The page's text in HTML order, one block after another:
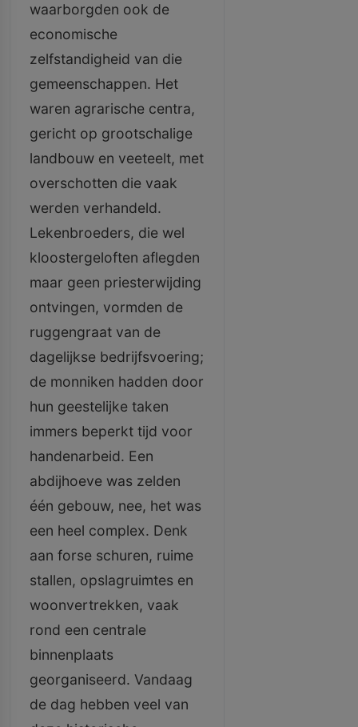
waarborgden ook de
economische
zelfstandigheid van die
gemeenschappen. Het
waren agrarische centra,
gericht op grootschalige
landbouw en veeteelt, met
overschotten die vaak
werden verhandeld.
Lekenbroeders, die wel
kloostergeloften aflegden
maar geen priesterwijding
ontvingen, vormden de
ruggengraat van de
dagelijkse bedrijfsvoering;
de monniken hadden door
hun geestelijke taken
immers beperkt tijd voor
handenarbeid. Een
abdijhoeve was zelden
één gebouw, nee, het was
een heel complex. Denk
aan forse schuren, ruime
stallen, opslagruimtes en
woonvertrekken, vaak
rond een centrale
binnenplaats
georganiseerd. Vandaag
de dag hebben veel van